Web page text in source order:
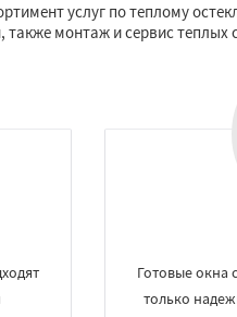
услуг по теплому
монтаж и сервис теплых
Готовые окна
только